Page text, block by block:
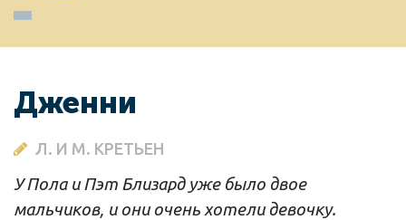
Дженни
Л. И М. КРЕТЬЕН
У Пола и Пэт Близард уже было двое
мальчиков, и они очень хотели девочку.